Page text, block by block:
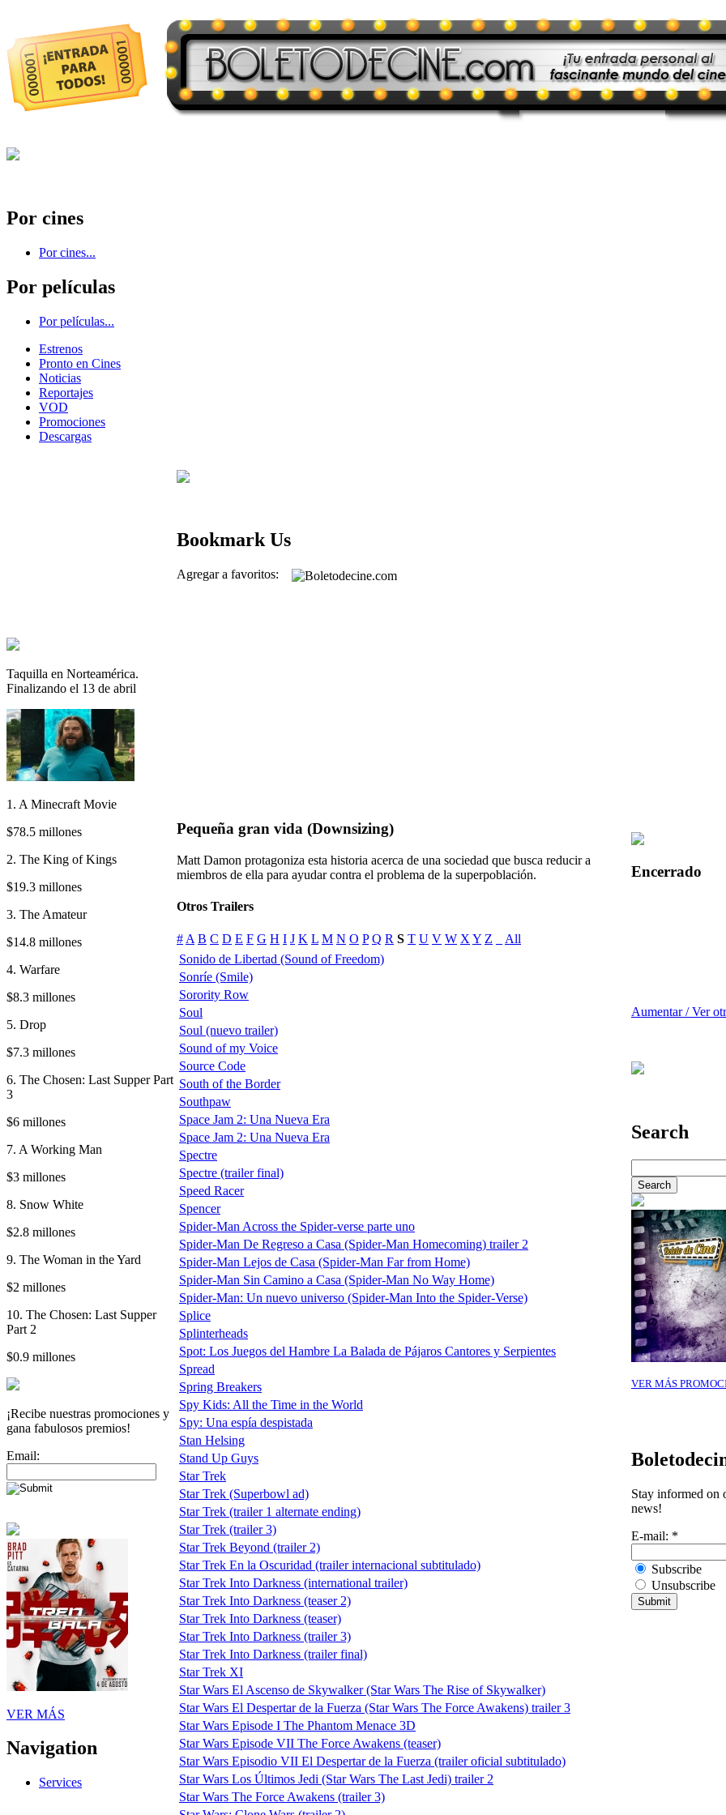
Por cines
Por cines...
Por películas
Por películas...
Estrenos
Pronto en Cines
Noticias
Reportajes
VOD
Promociones
Descargas
Taquilla en Norteamérica.
Finalizando el 13 de abril
1. A Minecraft Movie
$78.5 millones
2. The King of Kings
$19.3 millones
3. The Amateur
$14.8 millones
4. Warfare
$8.3 millones
5. Drop
$7.3 millones
6. The Chosen: Last Supper Part
3
$6 millones
7. A Working Man
$3 millones
8. Snow White
$2.8 millones
9. The Woman in the Yard
$2 millones
10. The Chosen: Last Supper
Part 2
$0.9 millones
¡Recibe nuestras promociones y
gana fabulosos premios!
Email:
VER MÁS
Navigation
Services
Bookmark Us
Agregar a favoritos:
Pequeña gran vida (Downsizing)
Matt Damon protagoniza esta historia acerca de una sociedad que busca reducir a
miembros de ella para ayudar contra el problema de la superpoblación.
Otros Trailers
# A B C D E F G H I J K L M N O P Q R S T U V W X Y Z
All
Sonido de Libertad (Sound of Freedom)
Sonríe (Smile)
Sorority Row
Soul
Soul (nuevo trailer)
Sound of my Voice
Source Code
South of the Border
Southpaw
Space Jam 2: Una Nueva Era
Space Jam 2: Una Nueva Era
Spectre
Spectre (trailer final)
Speed Racer
Spencer
Spider-Man Across the Spider-verse parte uno
Spider-Man De Regreso a Casa (Spider-Man Homecoming) trailer 2
Spider-Man Lejos de Casa (Spider-Man Far from Home)
Spider-Man Sin Camino a Casa (Spider-Man No Way Home)
Spider-Man: Un nuevo universo (Spider-Man Into the Spider-Verse)
Splice
Splinterheads
Spot: Los Juegos del Hambre La Balada de Pájaros Cantores y Serpientes
Spread
Spring Breakers
Spy Kids: All the Time in the World
Spy: Una espía despistada
Stan Helsing
Stand Up Guys
Star Trek
Star Trek (Superbowl ad)
Star Trek (trailer 1 alternate ending)
Star Trek (trailer 3)
Star Trek Beyond (trailer 2)
Star Trek En la Oscuridad (trailer internacional subtitulado)
Star Trek Into Darkness (international trailer)
Star Trek Into Darkness (teaser 2)
Star Trek Into Darkness (teaser)
Star Trek Into Darkness (trailer 3)
Star Trek Into Darkness (trailer final)
Star Trek XI
Star Wars El Ascenso de Skywalker (Star Wars The Rise of Skywalker)
Star Wars El Despertar de la Fuerza (Star Wars The Force Awakens) trailer 3
Star Wars Episode I The Phantom Menace 3D
Star Wars Episode VII The Force Awakens (teaser)
Star Wars Episodio VII El Despertar de la Fuerza (trailer oficial subtitulado)
Star Wars Los Últimos Jedi (Star Wars The Last Jedi) trailer 2
Star Wars The Force Awakens (trailer 3)
Encerrado
Aumentar / Ver
Search
VER MÁS
Stay informed on
news!
E-mail: *
Subscribe
Unsubscribe